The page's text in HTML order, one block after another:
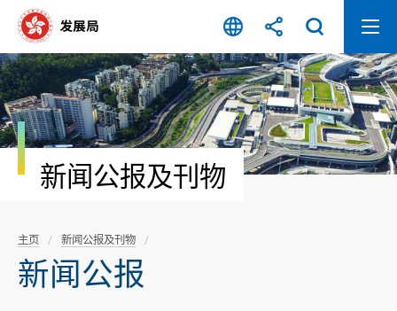
容
开
始
新闻公报及刊物
主页 新闻公报及刊物
新闻公报